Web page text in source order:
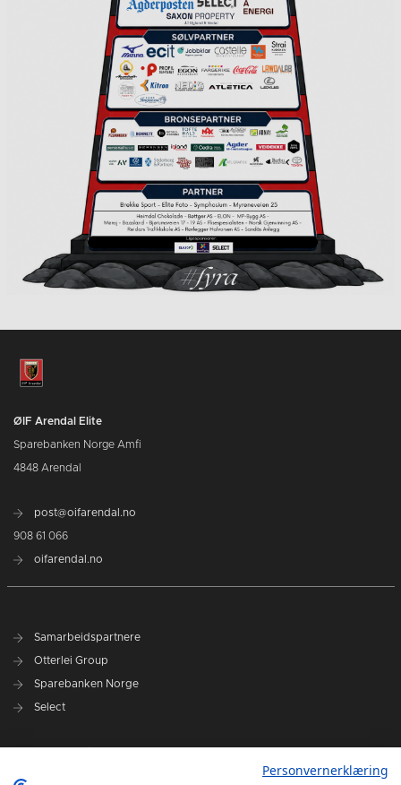
ØIF Arendal Elite
Sparebanken Norge Amfi
4848 Arendal
post@oifarendal.no
908 61 066
oifarendal.no
Samarbeidspartnere
Otterlei Group
Sparebanken Norge
Select
Personvernerklæring